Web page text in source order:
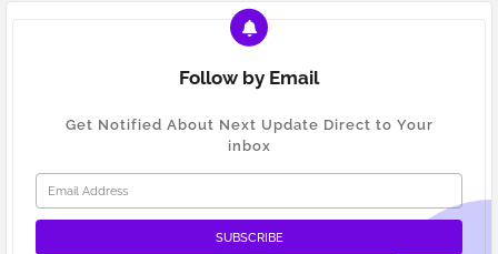
Follow by Email
Get Notified About Next Update Direct to Your
inbox